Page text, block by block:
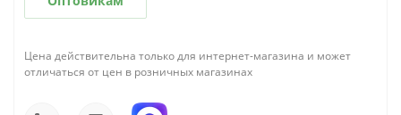
Цена действительна только для интернет-магазина и может
отличаться от цен в розничных магазинах